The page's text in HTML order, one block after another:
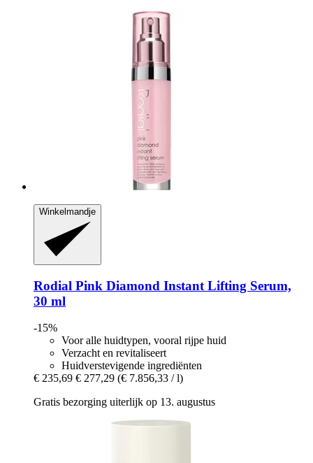
Winkelmandje
Rodial Pink Diamond Instant Lifting Serum,
30 ml
-15%
Voor alle huidtypen, vooral rijpe huid
Verzacht en revitaliseert
Huidverstevigende ingrediënten
€ 235,69 € 277,29 (€ 7.856,33 / l)
Gratis bezorging uiterlijk op 13. augustus